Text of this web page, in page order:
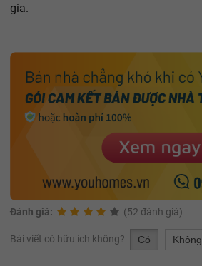
gia.
Đánh giá: (52 đánh giá)
Bài viết có hữu ích không? Có Không